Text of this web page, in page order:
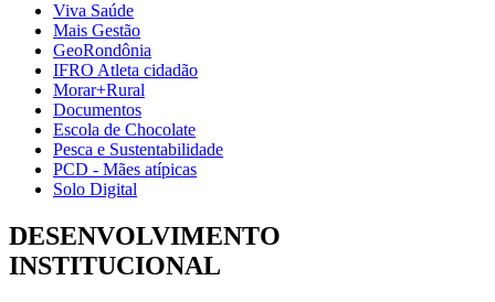
Viva Saúde
Mais Gestão
GeoRondônia
IFRO Atleta cidadão
Morar+Rural
Documentos
Escola de Chocolate
Pesca e Sustentabilidade
PCD - Mães atípicas
Solo Digital
DESENVOLVIMENTO
INSTITUCIONAL